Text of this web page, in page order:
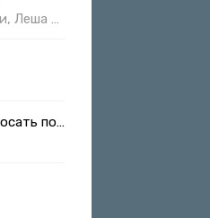
Ты заставлял меня сосать полная